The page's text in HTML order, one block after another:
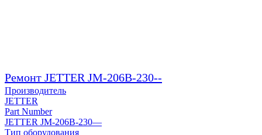
Ремонт JETTER JM-206B-230--
Производитель
JETTER
Part Number
JETTER JM-206B-230—
Тип оборудования